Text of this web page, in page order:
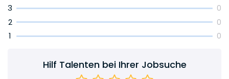
3 0
2 0
1 0
Hilf Talenten bei Ihrer Jobsuche